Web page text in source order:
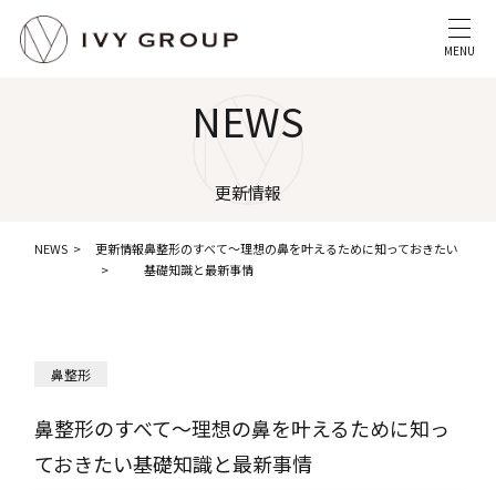
MENU
NEWS
更新情報
NEWS 更新情報鼻整形のすべて～理想の鼻を叶えるために知っておきたい
基礎知識と最新事情
鼻整形
鼻整形のすべて～理想の鼻を叶えるために知っ
ておきたい基礎知識と最新事情